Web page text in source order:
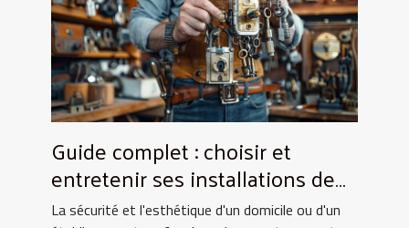
Guide complet : choisir et
entretenir ses installations de
fermeture
La sécurité et l'esthétique d'un domicile ou d'un